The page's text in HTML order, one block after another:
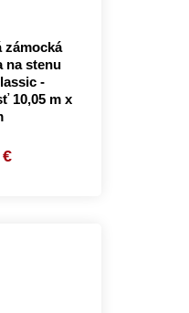
zámocká
na stenu
-
10,05 m x